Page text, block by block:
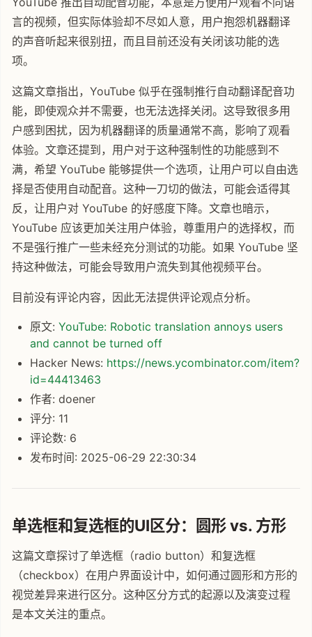
言的视频，但实际体验却不尽如人意，用户抱怨机器翻译
的声音听起来很别扭，而且目前还没有关闭该功能的选
项。
这篇文章指出，YouTube 似乎在强制推行自动翻译配音功
能，即使观众并不需要，也无法选择关闭。这导致很多用
户感到困扰，因为机器翻译的质量通常不高，影响了观看
体验。文章还提到，用户对于这种强制性的功能感到不
满，希望 YouTube 能够提供一个选项，让用户可以自由选
择是否使用自动配音。这种一刀切的做法，可能会适得其
反，让用户对 YouTube 的好感度下降。文章也暗示，
YouTube 应该更加关注用户体验，尊重用户的选择权，而
不是强行推广一些未经充分测试的功能。如果 YouTube 坚
持这种做法，可能会导致用户流失到其他视频平台。
目前没有评论内容，因此无法提供评论观点分析。
原文: YouTube: Robotic translation annoys users
and cannot be turned off
Hacker News: https://news.ycombinator.com/item?
id=44413463
作者: doener
评分: 11
评论数: 6
发布时间: 2025-06-29 22:30:34
单选框和复选框的UI区分：圆形 vs. 方形
这篇文章探讨了单选框（radio button）和复选框
（checkbox）在用户界面设计中，如何通过圆形和方形的
视觉差异来进行区分。这种区分方式的起源以及演变过程
是本文关注的重点。